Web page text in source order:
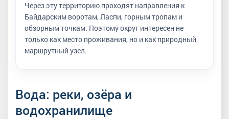
Через эту территорию проходят направления к
Байдарским воротам, Ласпи, горным тропам и
обзорным точкам. Поэтому округ интересен не
только как место проживания, но и как природный
маршрутный узел.
Вода: реки, озёра и
водохранилище